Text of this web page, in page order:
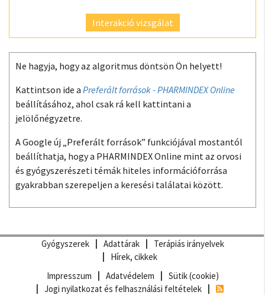
Interakció vizsgálat
Ne hagyja, hogy az algoritmus döntsön Ön helyett!
Kattintson ide a Preferált források - PHARMINDEX Online
beállításához, ahol csak rá kell kattintani a
jelölőnégyzetre.
A Google új „Preferált források” funkciójával mostantól
beállíthatja, hogy a PHARMINDEX Online mint az orvosi
és gyógyszerészeti témák hiteles információforrása
gyakrabban szerepeljen a keresési találatai között.
Gyógyszerek Adattárak
Terápiás irányelvek
Hírek, cikkek
Impresszum
Adatvédelem
Sütik (cookie)
Jogi nyilatkozat és felhasználási feltételek